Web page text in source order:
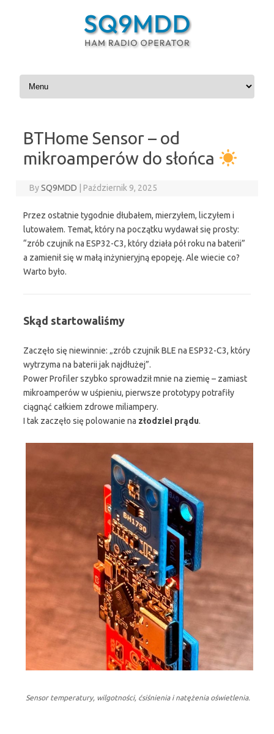
Skip to content
BTHome Sensor – od
mikroamperów do słońca
BySQ9MDD Październik 9, 2025
Przez ostatnie tygodnie dłubałem, mierzyłem, liczyłem i
lutowałem. Temat, który na początku wydawał się prosty:
“zrób czujnik na ESP32-C3, który działa pół roku na baterii”
a zamienił się w małą inżynieryjną epopeję. Ale wiecie co?
Warto było.
Skąd startowaliśmy
Zaczęło się niewinnie: „zrób czujnik BLE na ESP32-C3, który
wytrzyma na baterii jak najdłużej”.
Power Profiler szybko sprowadził mnie na ziemię – zamiast
mikroamperów w uśpieniu, pierwsze prototypy potrafiły
ciągnąć całkiem zdrowe miliampery.
I tak zaczęło się polowanie na złodziei prądu.
Sensor temperatury, wilgotności, ćsiśnienia i natężenia oświetlenia.